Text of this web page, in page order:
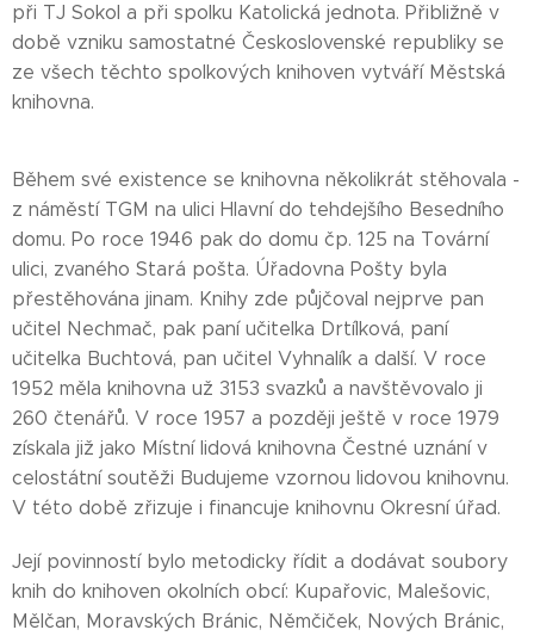
při TJ Sokol a při spolku Katolická jednota. Přibližně v
době vzniku samostatné Československé republiky se
ze všech těchto spolkových knihoven vytváří Městská
knihovna.
Během své existence se knihovna několikrát stěhovala -
z náměstí TGM na ulici Hlavní do tehdejšího Besedního
domu. Po roce 1946 pak do domu čp. 125 na Tovární
ulici, zvaného Stará pošta. Úřadovna Pošty byla
přestěhována jinam. Knihy zde půjčoval nejprve pan
učitel Nechmač, pak paní učitelka Drtílková, paní
učitelka Buchtová, pan učitel Vyhnalík a další. V roce
1952 měla knihovna už 3153 svazků a navštěvovalo ji
260 čtenářů. V roce 1957 a později ještě v roce 1979
získala již jako Místní lidová knihovna Čestné uznání v
celostátní soutěži Budujeme vzornou lidovou knihovnu.
V této době zřizuje i financuje knihovnu Okresní úřad.
Její povinností bylo metodicky řídit a dodávat soubory
knih do knihoven okolních obcí: Kupařovic, Malešovic,
Mělčan, Moravských Bránic, Němčiček, Nových Bránic,